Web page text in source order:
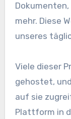
mehr. Diese
unseres
Viele dieser
gehostet,
auf sie
Plattform in